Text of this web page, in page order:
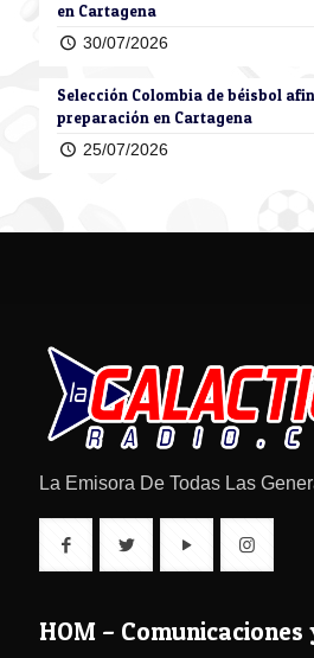
en Cartagena
30/07/2026
Selección Colombia de béisbol
preparación en Cartagena
25/07/2026
La Emisora De Todas Las
HOM –